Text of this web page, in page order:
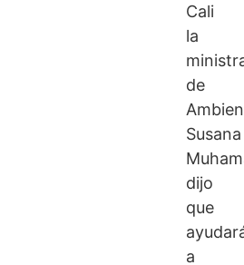
Cali
la
de
Susana
dijo
que
a